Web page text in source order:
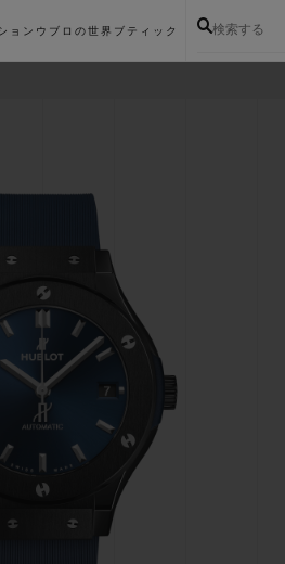
ョン ウブロの世界 ブティック 検索する
スピリット オブ ビッグ・バン
エッセンシャル トープ